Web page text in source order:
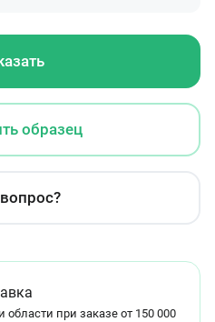
образец
при заказе от 150 000